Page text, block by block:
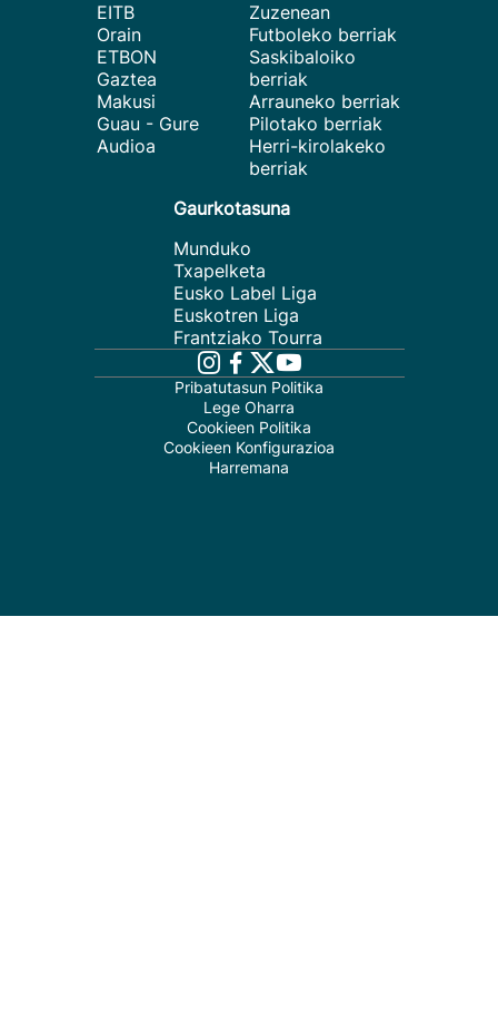
EITB
Orain
ETBON
Gaztea
Makusi
Guau - Gure
Audioa
Zuzenean
Futboleko berriak
Saskibaloiko
berriak
Arrauneko berriak
Pilotako berriak
Herri-kirolakeko
berriak
Gaurkotasuna
Munduko
Txapelketa
Eusko Label Liga
Euskotren Liga
Frantziako Tourra
Pribatutasun Politika
Lege Oharra
Cookieen Politika
Cookieen Konfigurazioa
Harremana